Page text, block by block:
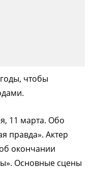
чтобы
11 марта. Обо
правда». Актер
окончании
Основные сцены